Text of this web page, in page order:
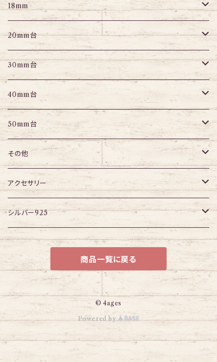
パーツ
パーツ
エキスパンダー
パーツ
パーツ
エキスパンダー
パーツ
アイレット
エキスパンダー
パーツ
プラグ
アイレット
エキスパンダー
パーツ
トンネル
プラグ
アイレット
パーツ
18mm
トンネル
プラグ
アイレット
パーツ
チューブ
20mm台
トンネル
プラグ
アイレット
パーツ
30mm台
トンネル
プラグ
アイレット
パーツ
40mm台
トンネル
プラグ
アイレット
50mm台
トンネル
プラグ
アイレット
その他
ボディピアス・ピアス以外
アクセサリー
ネックレス
ブレスレット
シルバー925
チェーン
商品一覧に戻る
© 4ages
Powered by